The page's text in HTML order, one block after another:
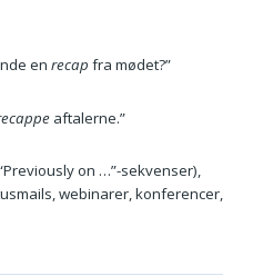
en recap fra mødet?”
aftalerne.”
on …”-sekvenser),
webinarer, konferencer,